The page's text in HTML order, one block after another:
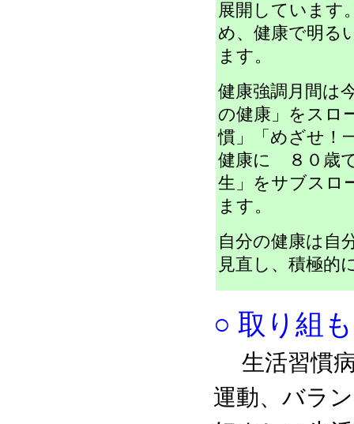
展開しています
め、健康で明る
ます。
健康強調月間は
の健康」をスロ
慣」「めざせ！
健康に ８０歳
生」をサブスロ
ます。
自分の健康は自
見直し、積極的
○ 取り組
生活習慣
運動、バラ